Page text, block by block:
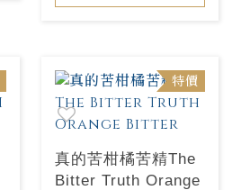
特價
真的苦柑橘苦精The
Bitter Truth Orange